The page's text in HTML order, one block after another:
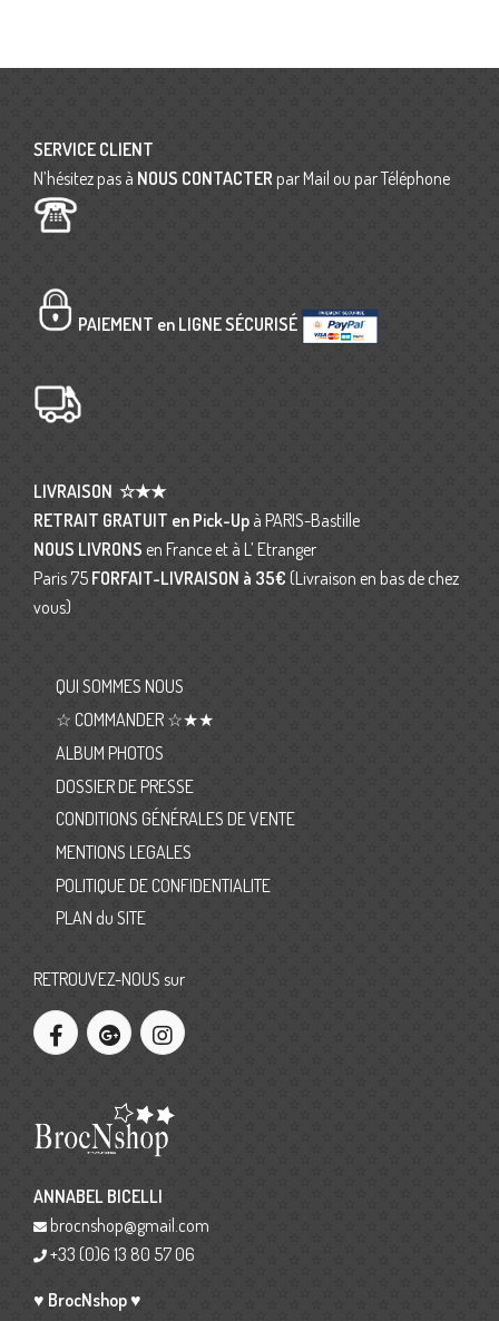
SERVICE CLIENT
N’hésitez pas à NOUS CONTACTER par Mail ou par Téléphone
PAIEMENT en LIGNE SÉCURISÉ
LIVRAISON ☆★★
RETRAIT GRATUIT en Pick-Up à PARIS-Bastille
NOUS LIVRONS en France et à L’ Etranger
Paris 75 FORFAIT-LIVRAISON à 35€ (Livraison en bas de chez
vous)
QUI SOMMES NOUS
☆ COMMANDER ☆★★
ALBUM PHOTOS
DOSSIER DE PRESSE
CONDITIONS GÉNÉRALES DE VENTE
MENTIONS LEGALES
POLITIQUE DE CONFIDENTIALITE
PLAN du SITE
RETROUVEZ-NOUS sur
ANNABEL BICELLI
brocnshop@gmail.com
+33 (0)6 13 80 57 06
♥ BrocNshop ♥